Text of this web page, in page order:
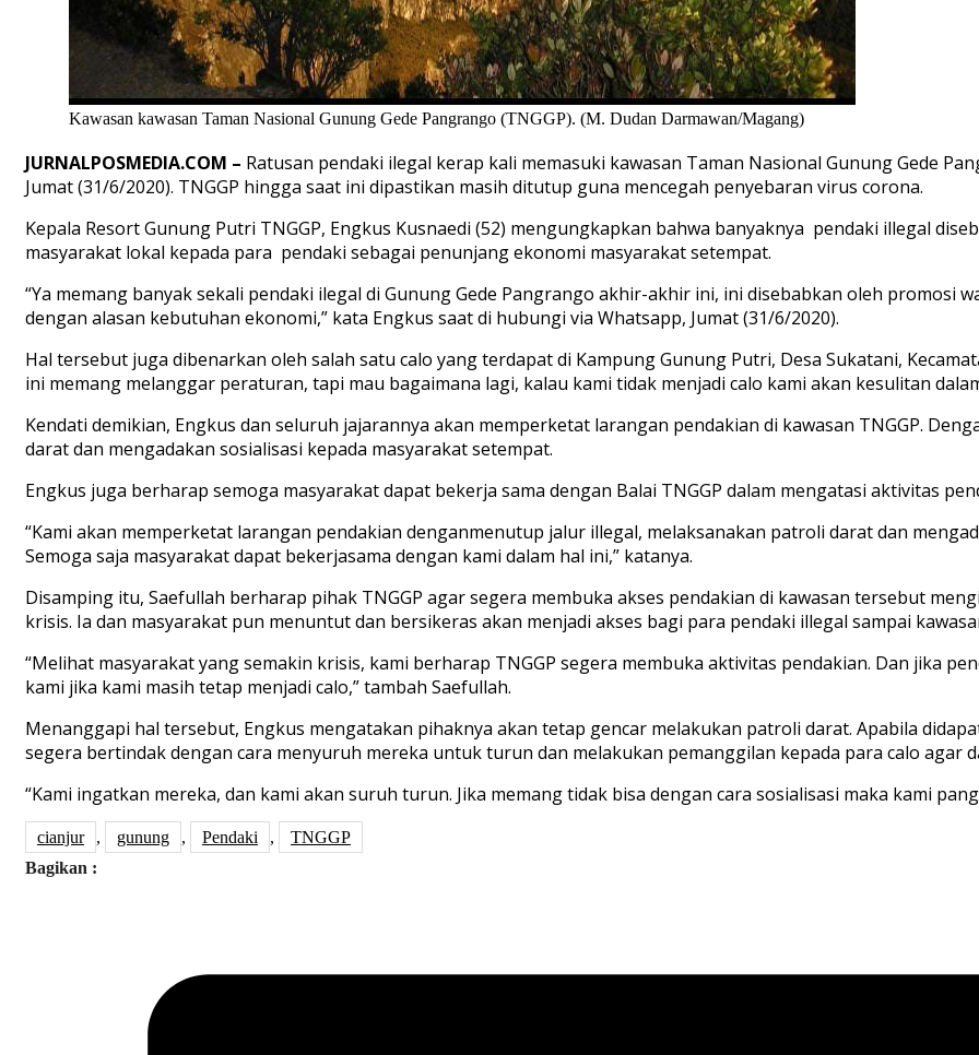
Kawasan kawasan Taman Nasional Gunung Gede Pangrango (TNGGP). (M. Dudan Darmawan/Magang)
JURNALPOSMEDIA.COM – Ratusan pendaki ilegal kerap kali memasuki kawasan Taman Nasional Gunung Gede
Jumat (31/6/2020). TNGGP hingga saat ini dipastikan masih ditutup guna mencegah penyebaran virus corona.
Kepala Resort Gunung Putri TNGGP, Engkus Kusnaedi (52) mengungkapkan bahwa banyaknya pendaki illegal
masyarakat lokal kepada para pendaki sebagai penunjang ekonomi masyarakat setempat.
“Ya memang banyak sekali pendaki ilegal di Gunung Gede Pangrango akhir-akhir ini, ini disebabkan oleh promosi
dengan alasan kebutuhan ekonomi,” kata Engkus saat di hubungi via Whatsapp, Jumat (31/6/2020).
Hal tersebut juga dibenarkan oleh salah satu calo yang terdapat di Kampung Gunung Putri, Desa Sukatani,
ini memang melanggar peraturan, tapi mau bagaimana lagi, kalau kami tidak menjadi calo kami akan kesulitan
Kendati demikian, Engkus dan seluruh jajarannya akan memperketat larangan pendakian di kawasan TNGGP.
darat dan mengadakan sosialisasi kepada masyarakat setempat.
Engkus juga berharap semoga masyarakat dapat bekerja sama dengan Balai TNGGP dalam mengatasi aktivitas
“Kami akan memperketat larangan pendakian denganmenutup jalur illegal, melaksanakan patroli darat dan
Semoga saja masyarakat dapat bekerjasama dengan kami dalam hal ini,” katanya.
Disamping itu, Saefullah berharap pihak TNGGP agar segera membuka akses pendakian di kawasan tersebut
krisis. Ia dan masyarakat pun menuntut dan bersikeras akan menjadi akses bagi para pendaki illegal sampai
“Melihat masyarakat yang semakin krisis, kami berharap TNGGP segera membuka aktivitas pendakian. Dan jika
kami jika kami masih tetap menjadi calo,” tambah Saefullah.
Menanggapi hal tersebut, Engkus mengatakan pihaknya akan tetap gencar melakukan patroli darat. Apabila
segera bertindak dengan cara menyuruh mereka untuk turun dan melakukan pemanggilan kepada para calo agar
“Kami ingatkan mereka, dan kami akan suruh turun. Jika memang tidak bisa dengan cara sosialisasi maka kami
cianjur , gunung , Pendaki ,
TNGGP
Bagikan :